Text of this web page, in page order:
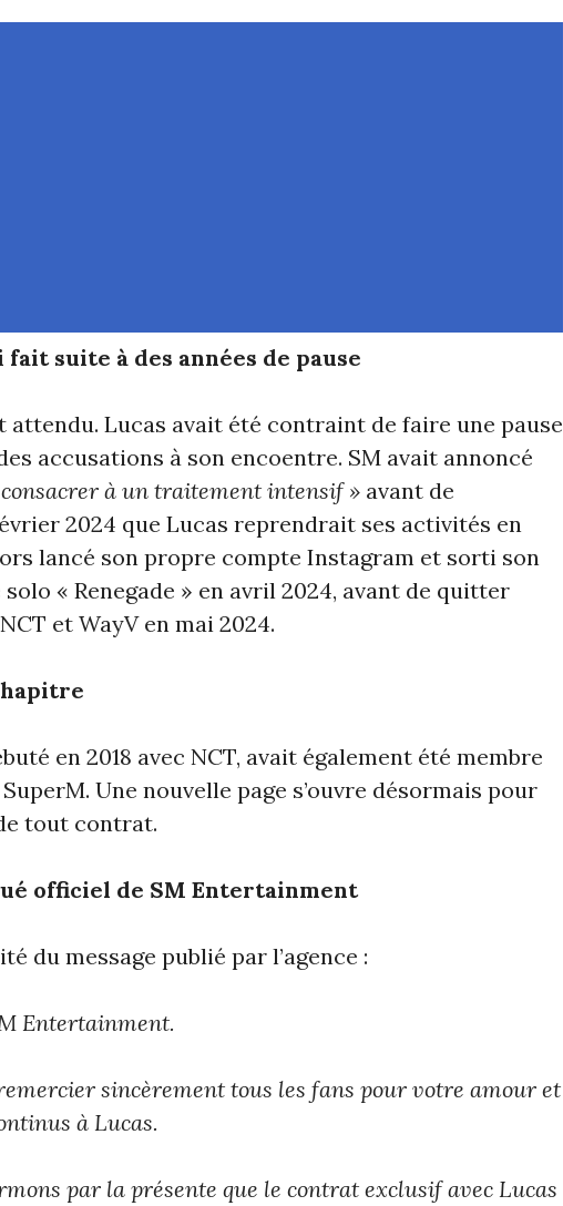
suite à des années de pause
attendu. Lucas avait été contraint de faire une pause
accusations à son encoentre. SM avait annoncé
consacrer à un traitement intensif » avant de
2024 que Lucas reprendrait ses activités en
lancé son propre compte Instagram et sorti son
« Renegade » en avril 2024, avant de quitter
et WayV en mai 2024.
en 2018 avec NCT, avait également été membre
Une nouvelle page s’ouvre désormais pour
tout contrat.
officiel de SM Entertainment
du message publié par l’agence :
Entertainment.
sincèrement tous les fans pour votre amour et
à Lucas.
par la présente que le contrat exclusif avec Lucas